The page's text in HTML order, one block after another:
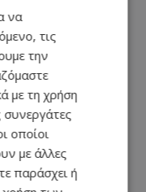
να
τις
την
με τη χρήση
οποίοι
με άλλες
παράσχει ή